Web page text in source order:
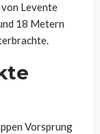
Levente
18 Metern
Vorsprung